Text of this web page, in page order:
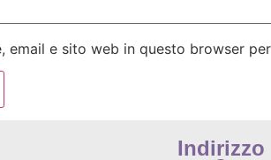
email e sito web in questo browser
Indirizzo